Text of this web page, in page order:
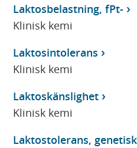
Laktosbelastning, fPt-
Klinisk kemi
Laktosintolerans
Klinisk kemi
Laktoskänslighet
Klinisk kemi
Laktostolerans,